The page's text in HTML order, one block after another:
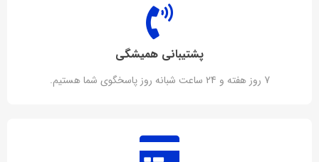
پشتیبانی همیشگی
7 روز هفته و 24 ساعت شبانه روز پاسخگوی شما هستیم.